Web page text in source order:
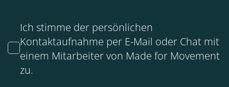
Ich stimme der persönlichen
Kontaktaufnahme per E-Mail oder Chat mit
einem Mitarbeiter von Made for Movement
zu.